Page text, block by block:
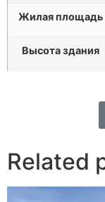
Жилая площадь
Высота здания
Related